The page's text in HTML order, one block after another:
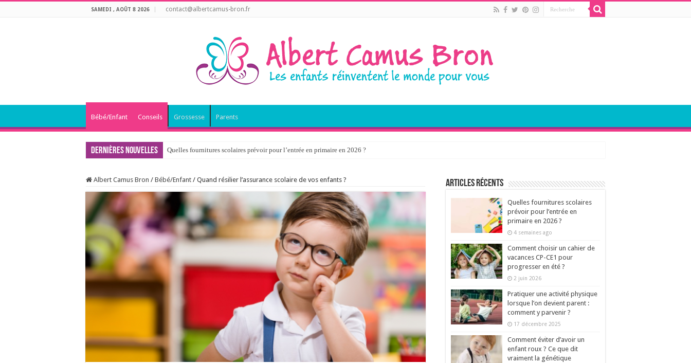
SAMEDI , AOÛT 8 2026 contact@albertcamus-bron.fr
Bébé/Enfant Conseils Grossesse Parents
Dernières nouvelles Quelles fournitures scolaires prévoir pour l’entrée en primaire en 2026 ?
Albert Camus Bron / Bébé/Enfant / Quand résilier l’assurance scolaire de vos enfants ? Articles récents
Quelles fournitures scolaires
prévoir pour l’entrée en
primaire en 2026 ?
4 semaines ago
Comment choisir un cahier de
vacances CP-CE1 pour
progresser en été ?
2 juin 2026
Pratiquer une activité physique
lorsque l’on devient parent :
comment y parvenir ?
17 décembre 2025
Comment éviter d’avoir un
enfant roux ? Ce que dit
vraiment la génétique